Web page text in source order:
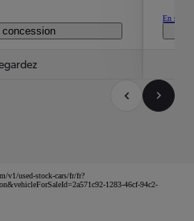
En
v1/used-stock-cars/fr/fr?
1283-46cf-94c2-